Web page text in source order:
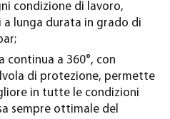
condizione di lavoro,
lunga durata in grado di
continua a 360°, con
di protezione, permette
in tutte le condizioni
sempre ottimale del